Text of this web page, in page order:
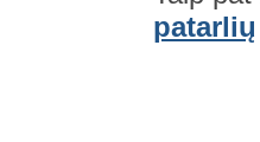
patarlių